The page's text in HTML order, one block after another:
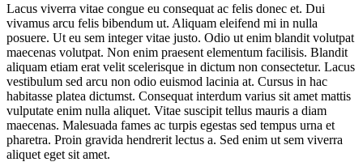
Lacus viverra vitae congue eu consequat ac felis donec et. Dui
vivamus arcu felis bibendum ut. Aliquam eleifend mi in nulla
posuere. Ut eu sem integer vitae justo. Odio ut enim blandit volutpat
maecenas volutpat. Non enim praesent elementum facilisis. Blandit
aliquam etiam erat velit scelerisque in dictum non consectetur. Lacus
vestibulum sed arcu non odio euismod lacinia at. Cursus in hac
habitasse platea dictumst. Consequat interdum varius sit amet mattis
vulputate enim nulla aliquet. Vitae suscipit tellus mauris a diam
maecenas. Malesuada fames ac turpis egestas sed tempus urna et
pharetra. Proin gravida hendrerit lectus a. Sed enim ut sem viverra
aliquet eget sit amet.